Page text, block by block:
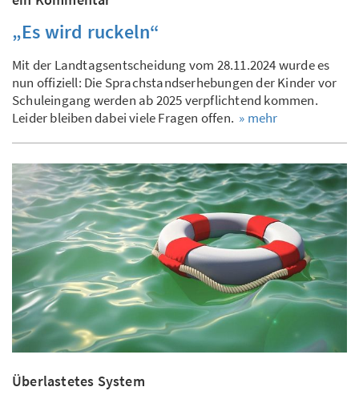
„Es wird ruckeln“
Mit der Landtagsentscheidung vom 28.11.2024 wurde es
nun offiziell: Die Sprachstandserhebungen der Kinder vor
Schuleingang werden ab 2025 verpflichtend kommen.
Leider bleiben dabei viele Fragen offen. » mehr
Überlastetes System